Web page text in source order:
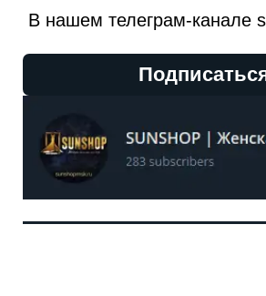
В нашем телеграм-канале